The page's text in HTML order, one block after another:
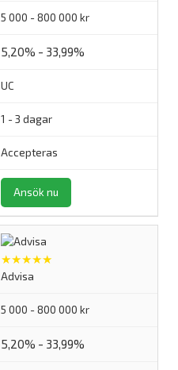
5 000 - 800 000 kr
5,20% - 33,99%
UC
1 - 3 dagar
Accepteras
Ansök nu
★★★★★
Advisa
5 000 - 800 000 kr
5,20% - 33,99%